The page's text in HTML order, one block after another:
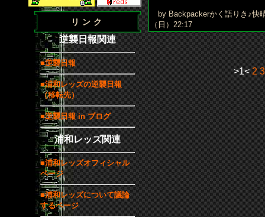
リンク
逆襲日報関連
■逆襲日報
■浦和レッズの逆襲日報
（移転先）
■逆襲日報 in ブログ
浦和レッズ関連
■浦和レッズオフィシャル
ページ
■浦和レッズについて議論
するページ
by Backpackerかく語りき♪
（日）22:17
>1<2 3